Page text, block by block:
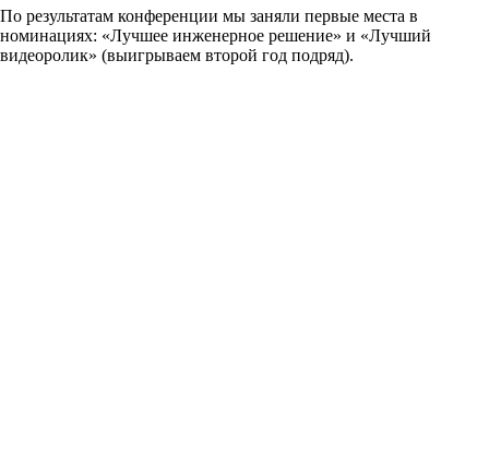
По результатам конференции мы заняли первые места в
номинациях: «Лучшее инженерное решение» и «Лучший
видеоролик» (выигрываем второй год подряд).